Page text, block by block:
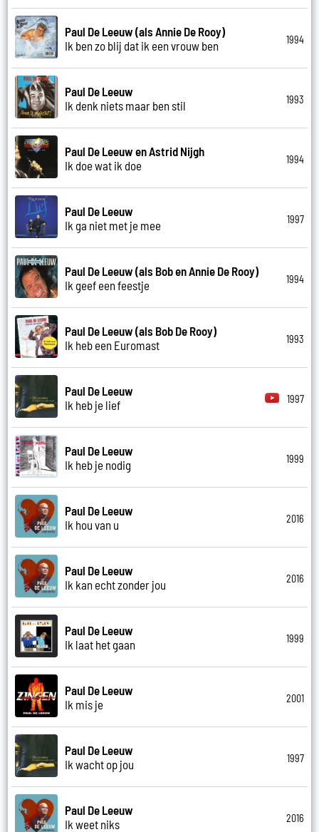
Paul De Leeuw (als Annie De Rooy)
Ik ben zo blij dat ik een vrouw ben
1994
Paul De Leeuw
Ik denk niets maar ben stil
1993
Paul De Leeuw en Astrid Nijgh
Ik doe wat ik doe
1994
Paul De Leeuw
Ik ga niet met je mee
1997
Paul De Leeuw (als Bob en Annie De Rooy)
Ik geef een feestje
1994
Paul De Leeuw (als Bob De Rooy)
Ik heb een Euromast
1993
Paul De Leeuw
Ik heb je lief
1997
Paul De Leeuw
Ik heb je nodig
1999
Paul De Leeuw
Ik hou van u
2016
Paul De Leeuw
Ik kan echt zonder jou
2016
Paul De Leeuw
Ik laat het gaan
1999
Paul De Leeuw
Ik mis je
2001
Paul De Leeuw
Ik wacht op jou
1997
Paul De Leeuw
Ik weet niks
2016